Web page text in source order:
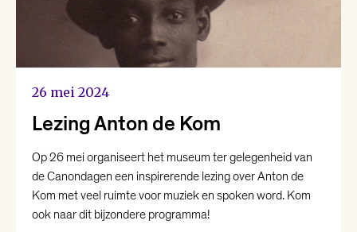
26 mei 2024
Lezing Anton de Kom
Op 26 mei organiseert het museum ter gelegenheid van
de Canondagen een inspirerende lezing over Anton de
Kom met veel ruimte voor muziek en spoken word. Kom
ook naar dit bijzondere programma!